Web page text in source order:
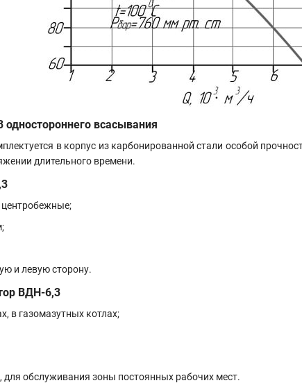
всасывания
в корпус из карбонированной стали особой
длительного времени.
центробежные;
и левую сторону.
ВДН-6,3
в газомазутных котлах;
для обслуживания зоны постоянных рабочих мест.